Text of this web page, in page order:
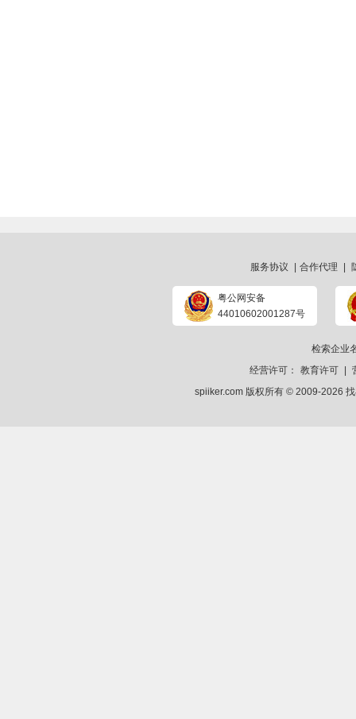
服务协议 合作代理
粤公网安备
44010602001287号
检索企业
经营许可：
教育许可
spiiker.com 版权所有 © 2009-2026